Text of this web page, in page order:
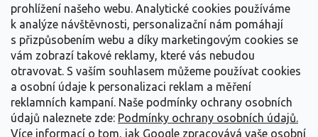
prohlížení našeho webu. Analytické cookies používáme
k analýze návštěvnosti, personalizační nám pomáhají
s přizpůsobením webu a díky marketingovým cookies se
vám zobrazí takové reklamy, které vás nebudou
otravovat. S vaším souhlasem můžeme používat cookies
a osobní údaje k personalizaci reklam a měření
reklamních kampaní. Naše podmínky ochrany osobních
údajů naleznete zde: Podmínky ochrany osobních údajů.
Více informací o tom, jak Google zpracovává vaše osobní
Informace pro Vás
Kontakujte nás